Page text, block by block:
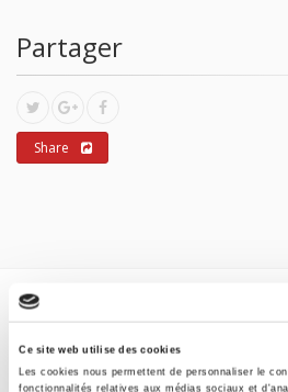
Ce site web utilise des cookies
Les cookies nous permettent de personnaliser le
fonctionnalités relatives aux médias sociaux et
Partager
Share
TITRES